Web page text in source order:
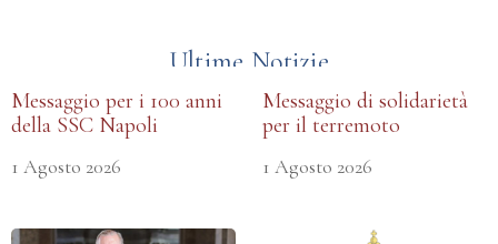
Ultime Notizie
Messaggio per i 100 anni
della SSC Napoli
1 Agosto 2026
Messaggio di solidarietà
per il terremoto
1 Agosto 2026